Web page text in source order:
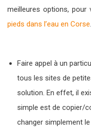
meilleures options, pour
pieds dans l’eau en Corse.
Faire appel à un
tous les sites de
solution. En effet, il
simple est de copier/
changer simplement